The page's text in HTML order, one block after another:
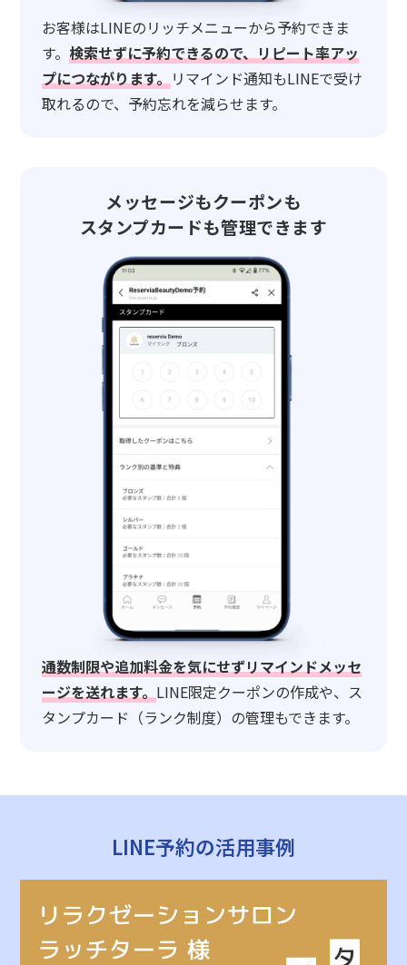
お客様はLINEのリッチメニューから予約できま
す。検索せずに予約できるので、リピート率アッ
プにつながります。リマインド通知もLINEで受け
取れるので、予約忘れを減らせます。
メッセージもクーポンも
スタンプカードも管理できます
通数制限や追加料金を気にせずリマインドメッセ
ージを送れます。LINE限定クーポンの作成や、ス
タンプカード（ランク制度）の管理もできます。
LINE予約の活用事例